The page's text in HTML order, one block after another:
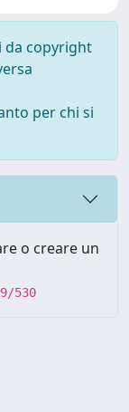
da copyright
per chi si
o creare un
530